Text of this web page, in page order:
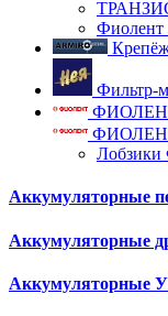
Фиолент
Фильтр-
Аккумуляторные
Аккумуляторные